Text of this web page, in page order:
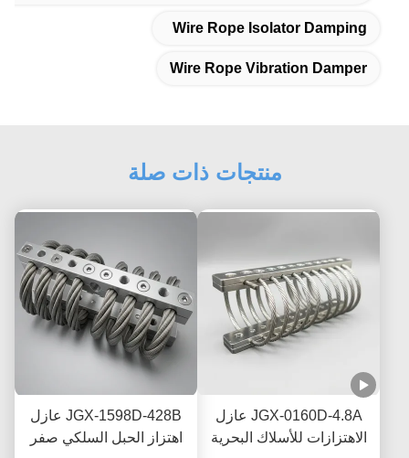
Wire Rope Isolator Damping
Wire Rope Vibration Damper
منتجات ذات صلة
JGX-0160D-4.8A عازل
الاهتزازات للأسلاك البحرية
JGX-1598D-428B عازل
اهتزاز الحبل السلكي صفر